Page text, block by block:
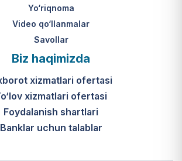
Yo‘riqnoma
Video qo‘llanmalar
Savollar
Biz haqimizda
xizmatlari ofertasi
xizmatlari ofertasi
Foydalanish shartlari
Banklar uchun talablar